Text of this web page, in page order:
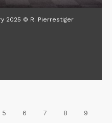
2025 © R. Pierrestiger
5 6 7 8 9